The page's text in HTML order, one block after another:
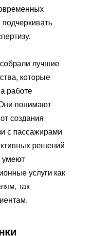
лучшие
которые
работе
понимают
создания
с пассажирами
решений
умеют
услуги как
так